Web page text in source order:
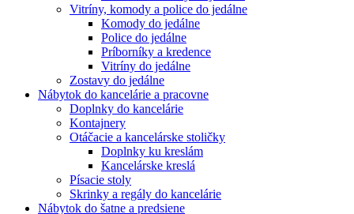
Vitríny, komody a police do jedálne
Komody do jedálne
Police do jedálne
Príborníky a kredence
Vitríny do jedálne
Zostavy do jedálne
Nábytok do kancelárie a pracovne
Doplnky do kancelárie
Kontajnery
Otáčacie a kancelárske stoličky
Doplnky ku kreslám
Kancelárske kreslá
Písacie stoly
Skrinky a regály do kancelárie
Nábytok do šatne a predsiene